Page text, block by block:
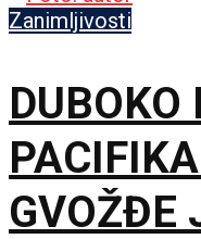
okrene
Zanimljivosti
DUBOKO
GVOŽĐE